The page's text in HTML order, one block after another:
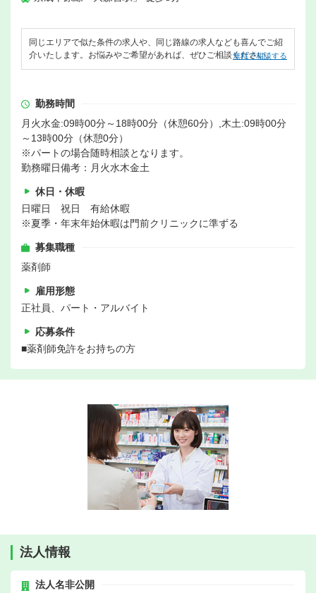
同じエリアで似た条件の求人や、同じ路線の求人なども喜んでご紹
介いたします。お悩みやご希望があれば、ぜひご相談ください。
無料で相談する
勤務時間
月火水金:09時00分～18時00分（休憩60分）,木土:09時00分
～13時00分（休憩0分）
※パートの場合随時相談となります。
勤務曜日備考：月火水木金土
休日・休暇
日曜日 祝日 有給休暇
※夏季・年末年始休暇は門前クリニックに準ずる
募集職種
薬剤師
雇用形態
正社員、パート・アルバイト
応募条件
■薬剤師免許をお持ちの方
法人情報
法人名非公開